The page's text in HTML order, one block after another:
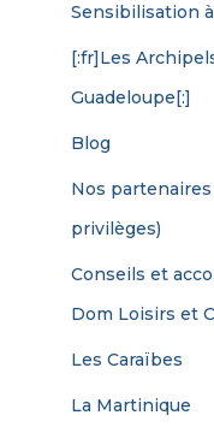
Sensibilisation
[:fr]Les
Guadeloupe[:]
Blog
Nos
privilèges)
Conseils et
Dom Loisirs et
Les Caraïbes
La Martinique